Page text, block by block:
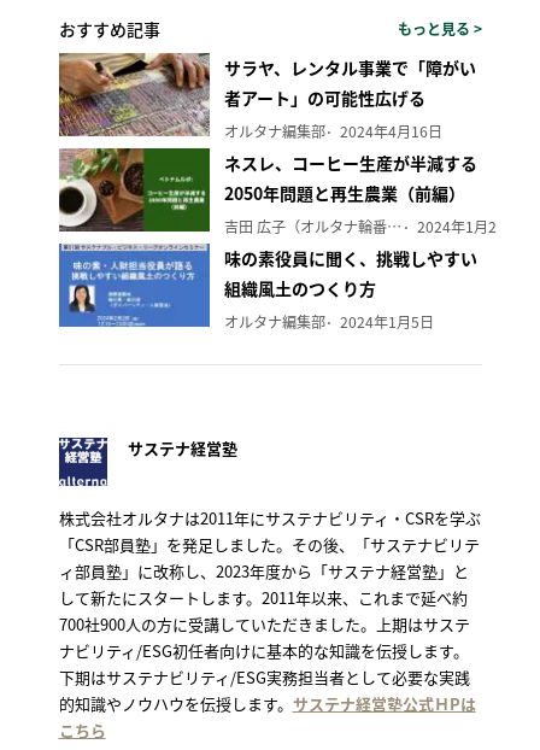
おすすめ記事 もっと見る >
サラヤ、レンタル事業で「障がい
者アート」の可能性広げる
オルタナ編集部 2024年4月16日
ネスレ、コーヒー生産が半減する
2050年問題と再生農業（前編）
吉田 広子（オルタナ輪番編集長） 2024年1月29日
味の素役員に聞く、挑戦しやすい
組織風土のつくり方
オルタナ編集部 2024年1月5日
サステナ経営塾
株式会社オルタナは2011年にサステナビリティ・CSRを学ぶ
「CSR部員塾」を発足しました。その後、「サステナビリテ
ィ部員塾」に改称し、2023年度から「サステナ経営塾」と
して新たにスタートします。2011年以来、これまで延べ約
700社900人の方に受講していただきました。上期はサステ
ナビリティ/ESG初任者向けに基本的な知識を伝授します。
下期はサステナビリティ/ESG実務担当者として必要な実践
的知識やノウハウを伝授します。 サステナ経営塾公式ＨPは
こちら